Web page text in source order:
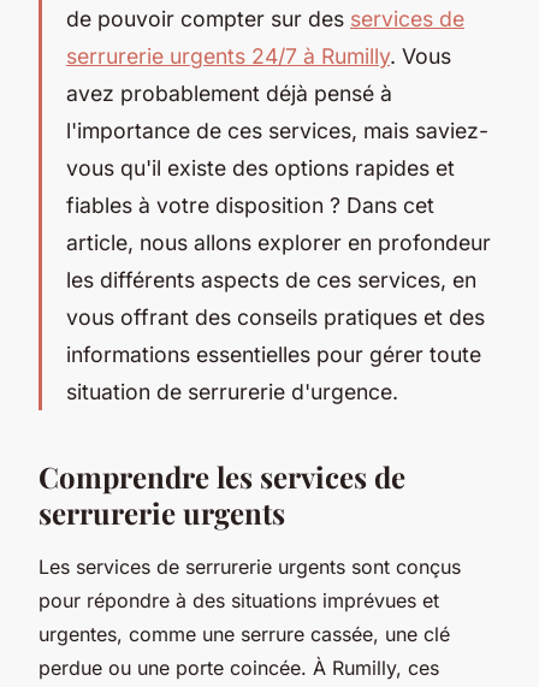
de pouvoir compter sur des services de
serrurerie urgents 24/7 à Rumilly. Vous
avez probablement déjà pensé à
l'importance de ces services, mais saviez-
vous qu'il existe des options rapides et
fiables à votre disposition ? Dans cet
article, nous allons explorer en profondeur
les différents aspects de ces services, en
vous offrant des conseils pratiques et des
informations essentielles pour gérer toute
situation de serrurerie d'urgence.
Comprendre les services de
serrurerie urgents
Les services de serrurerie urgents sont conçus
pour répondre à des situations imprévues et
urgentes, comme une serrure cassée, une clé
perdue ou une porte coincée. À Rumilly, ces